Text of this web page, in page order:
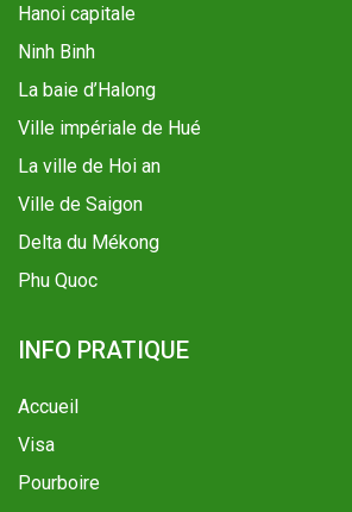
Hanoi capitale
Ninh Binh
La baie d’Halong
Ville impériale de Hué
La ville de Hoi an
Ville de Saigon
Delta du Mékong
Phu Quoc
INFO PRATIQUE
Accueil
Visa
Pourboire